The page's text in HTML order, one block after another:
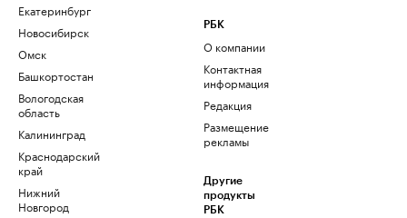
Екатеринбург
Новосибирск
Омск
Башкортостан
Вологодская
область
Калининград
Краснодарский
край
Нижний
Новгород
РБК
О компании
Контактная
информация
Редакция
Размещение
рекламы
Другие
продукты
РБК